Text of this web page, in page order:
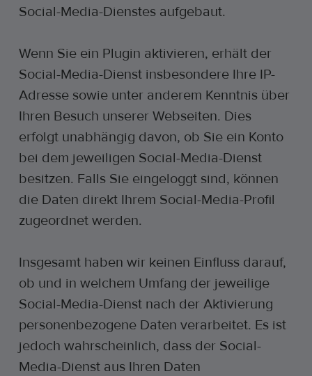
Social-Media-Dienstes aufgebaut.
Wenn Sie ein Plugin aktivieren, erhält der
Social-Media-Dienst insbesondere Ihre IP-
Adresse sowie unter anderem Kenntnis über
Ihren Besuch unserer Webseiten. Dies
erfolgt unabhängig davon, ob Sie ein Konto
bei dem jeweiligen Social-Media-Dienst
besitzen. Falls Sie eingeloggt sind, können
die Daten direkt Ihrem Social-Media-Profil
zugeordnet werden.
Insgesamt haben wir keinen Einfluss darauf,
ob und in welchem Umfang der jeweilige
Social-Media-Dienst nach der Aktivierung
personenbezogene Daten verarbeitet. Es ist
jedoch wahrscheinlich, dass der Social-
Media-Dienst aus Ihren Daten